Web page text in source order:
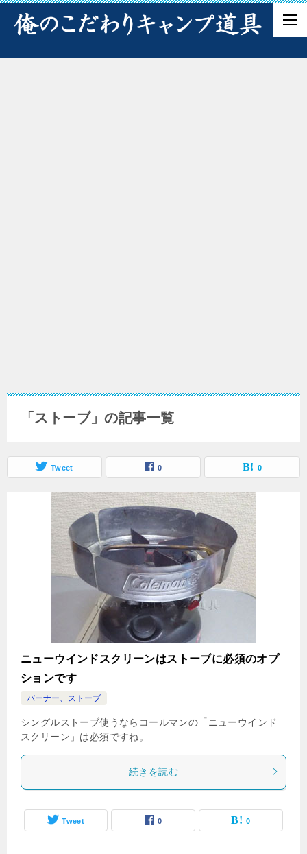
「ストーブ」の記事一覧
Tweet 0 0
ニューウインドスクリーンはストーブに必須のオプ
ションです
バーナー、ストーブ
シングルストーブ使うならコールマンの「ニューウインド
スクリーン」は必須ですね。
続きを読む
Tweet 0 0